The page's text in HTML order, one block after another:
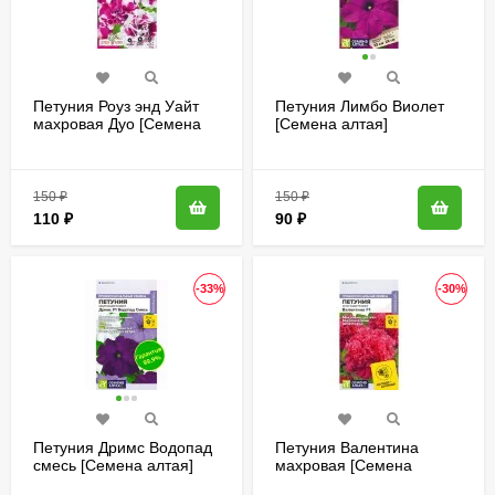
Петуния Роуз энд Уайт
махровая Дуо [Семена
150₽
110 ₽
Петуния Лимбо Виолет
[Семена алтая]
150₽
90 ₽
-33%
Петуния Дримс Водопад
смесь [Семена алтая]
-30%
Петуния Валентина
махровая [Семена